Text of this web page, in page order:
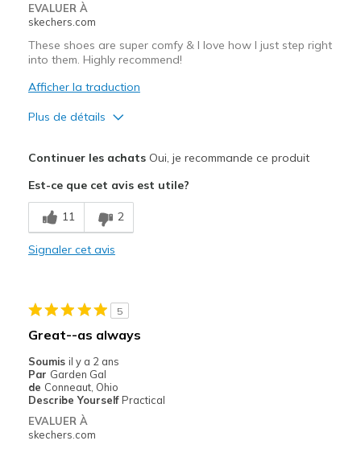
EVALUER À
skechers.com
These shoes are super comfy & I love how I just step right
into them. Highly recommend!
Afficher la traduction
Plus de détails
Breathe Well
Comfortable
Les meilleures utilisations
Going Out
Continuer les achatsOui, je recommande ce produit
Est-ce que cet avis est utile?
11 2
Signaler cet avis
5
Great--as always
Soumis il y a 2 ans
Par Garden Gal
de Conneaut, Ohio
Describe Yourself Practical
EVALUER À
skechers.com